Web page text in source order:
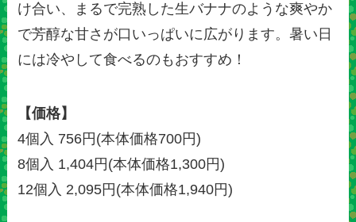
け合い、まるで完熟した生バナナのような爽やか
で芳醇な甘さが口いっぱいに広がります。暑い日
には冷やして食べるのもおすすめ！
【価格】
4個入 756円(本体価格700円)
8個入 1,404円(本体価格1,300円)
12個入 2,095円(本体価格1,940円)